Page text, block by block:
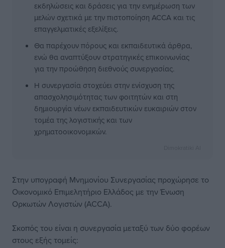
εκδηλώσεις και δράσεις για την ενημέρωση των
μελών σχετικά με την πιστοποίηση ACCA και τις
επαγγελματικές εξελίξεις.
Θα παρέχουν πόρους και εκπαιδευτικά άρθρα,
ενώ θα αναπτύξουν στρατηγικές επικοινωνίας
για την προώθηση διεθνούς συνεργασίας.
Η συνεργασία στοχεύει στην ενίσχυση της
απασχολησιμότητας των φοιτητών και στη
δημιουργία νέων εκπαιδευτικών ευκαιριών στον
τομέα της λογιστικής και των
χρηματοοικονομικών.
Στην υπογραφή Μνημονίου Συνεργασίας προχώρησε το
Οικονομικό Επιμελητήριο Ελλάδος με την Ένωση
Ορκωτών Λογιστών (ACCA).
Σκοπός του είναι η συνεργασία μεταξύ των δύο φορέων
στους εξής τομείς: